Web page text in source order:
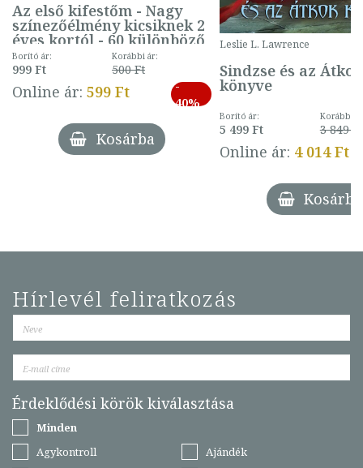
Az első kifestőm - Nagy
színezőélmény kicsiknek 2
éves kortól - 60 különböző
mintával (gombás)
Borító ár:
999 Ft
Korábbi ár:
500 Ft
Online ár: 599 Ft
-
40%
Kosárba
Leslie L. Lawrence
Sindzse és az Átkok
könyve
Borító ár:
5 499 Ft
Korábbi
3 849 Ft
Online ár: 4 014 Ft
Kosárba
Hírlevél feliratkozás
Érdeklődési körök kiválasztása
Minden
Agykontroll
Ajándék